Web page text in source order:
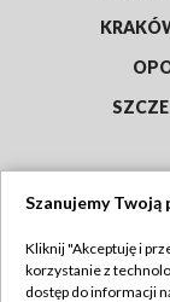
Szanujemy Twoją
Kliknij "Akceptuję i
korzystanie z
dostęp do informacji